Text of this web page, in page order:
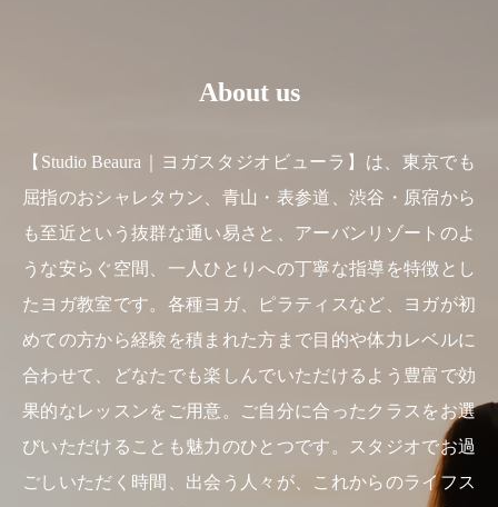
About us
【Studio Beaura｜ヨガスタジオビューラ】は、東京でも
屈指のおシャレタウン、青山・表参道、渋谷・原宿から
も至近という抜群な通い易さと、アーバンリゾートのよ
うな安らぐ空間、一人ひとりへの丁寧な指導を特徴とし
たヨガ教室です。各種ヨガ、ピラティスなど、ヨガが初
めての方から経験を積まれた方まで目的や体力レベルに
合わせて、どなたでも楽しんでいただけるよう豊富で効
果的なレッスンをご用意。ご自分に合ったクラスをお選
びいただけることも魅力のひとつです。スタジオでお過
ごしいただく時間、出会う人々が、これからのライフス